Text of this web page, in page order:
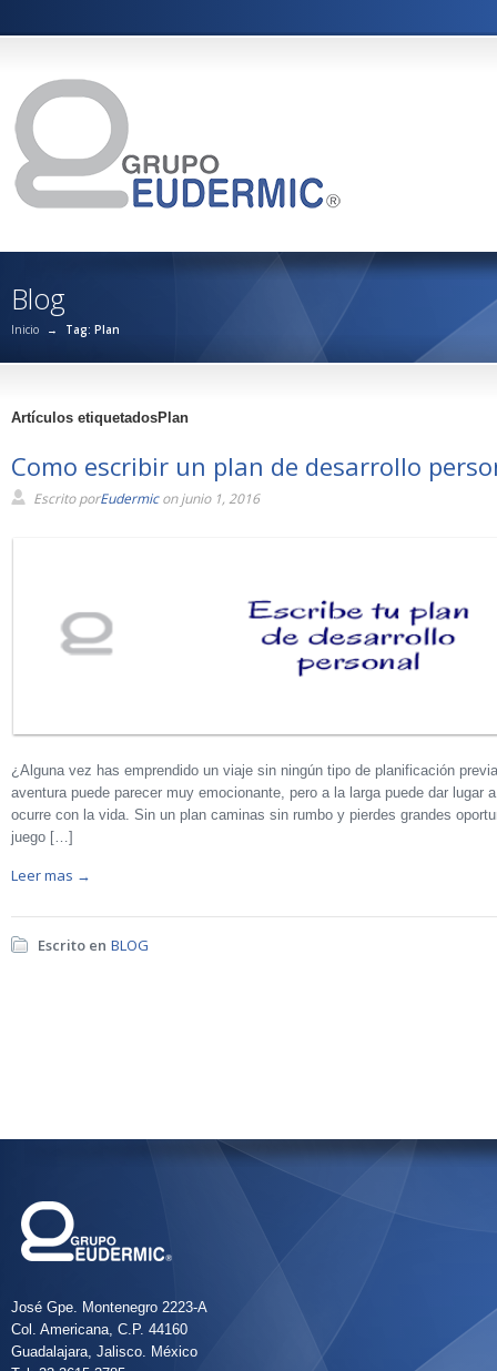
Blog
Inicio → Tag: Plan
Artículos etiquetadosPlan
Como escribir un plan de desarrollo
Escrito porEudermicon junio 1, 2016
¿Alguna vez has emprendido un viaje sin ningún tipo de planificación
aventura puede parecer muy emocionante, pero a la larga puede dar lugar
ocurre con la vida. Sin un plan caminas sin rumbo y pierdes grandes
juego […]
Leer mas →
Escrito en BLOG
José Gpe. Montenegro 2223-A
Col. Americana, C.P. 44160
Guadalajara, Jalisco. México